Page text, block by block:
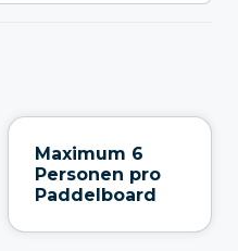
Maximum 6
Personen pro
Paddelboard